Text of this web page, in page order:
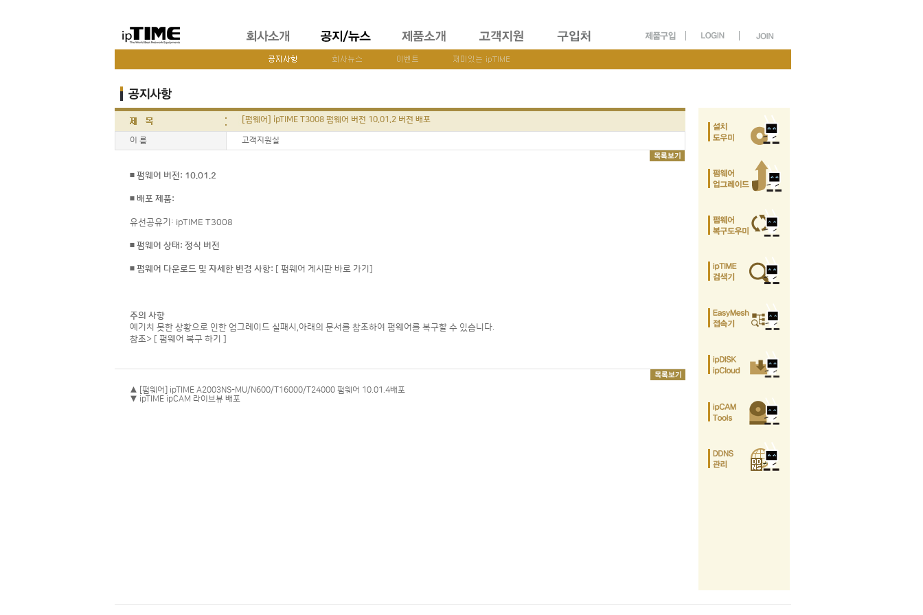
[펌웨어] ipTIME T3008 펌웨어 버전 10.01.2 버전 배포
이 름 고객지원실
◾ 펌웨어 버전: 10.01.2
◾ 배포 제품:
유선공유기: ipTIME T3008
◾ 펌웨어 상태: 정식 버전
◾ 펌웨어 다운로드 및 자세한 변경 사항: [ 펌웨어 게시판 바로 가기]
주의 사항
예기치 못한 상황으로 인한 업그레이드 실패시,아래의 문서를 참조하여 펌웨어를 복구할 수 있습니다.
참조>
[ 펌웨어 복구 하기 ]
▲ [펌웨어] ipTIME A2003NS-MU/N600/T16000/T24000 펌웨어 10.01.4배포
▼ ipTIME ipCAM 라이브뷰 배포